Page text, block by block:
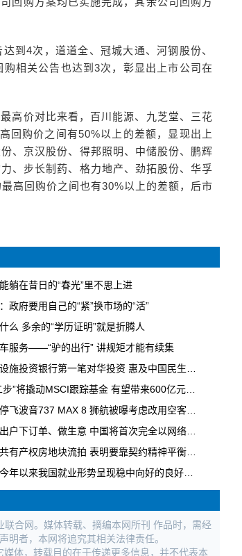
到4次，道道全、冠城大通、河钢股份、
相关公告也达到3次，彰显出上市公司在
高价对比来看，百川能源、九芝堂、三花
回购价之间有50%以上的差额，显现出上
、京汉股份、得邦照明、中储股份、鹏辉
、步长制药、格力地产、劲拓股份、华孚
高回购价之间也有30%以上的差额，后市
躺在昔日的“春光”里不思上进
政府要用自己的“紧”换市场的“活”
么 多余的“学历证明”就是折腾人
服务——“驴的出行” 讲规矩才能有续集
施投资银行第一笔对华投资 惠及中国民生工程
”将撬动MSCI跟踪基金 有望带来600亿元国内增量资金
飞波音737 MAX 8 狮航被曝考虑改用空客飞机
下订单、做生意 中国将首次完全以网络形式举办广交会
产权房地块流拍 表明要靠契约精神平衡各方利益
年以来我国就业形势呈现稳中向好的良好局面
联合网。媒体转载、摘编本网所刊 作品时，需经
明者，本网将追究其相关法律责任。
体，转载目的在于传递更多信息，并不代表本